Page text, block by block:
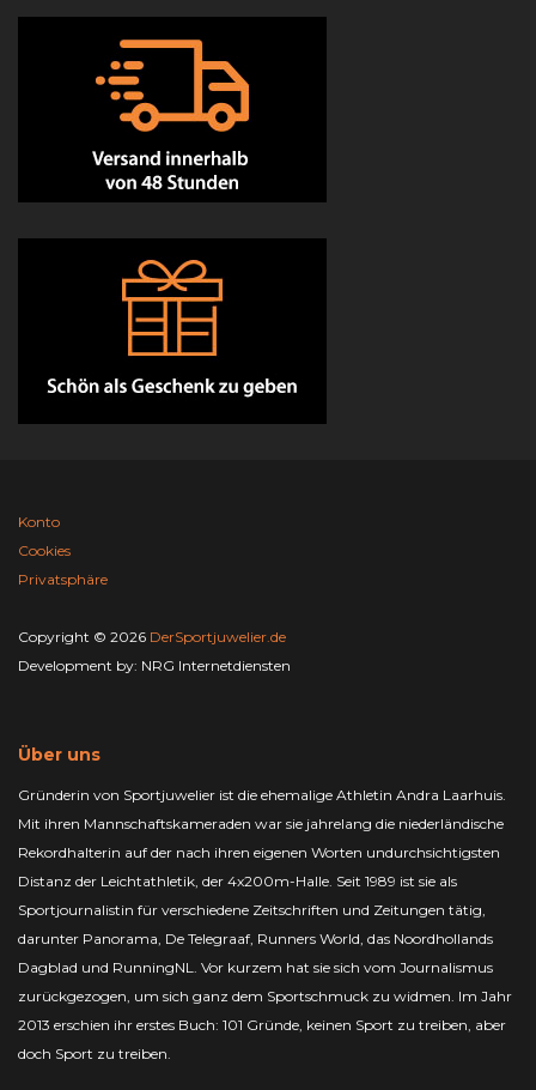
Konto
Cookies
Privatsphäre
Copyright © 2026 DerSportjuwelier.de
Development by: NRG Internetdiensten
Über uns
Gründerin von Sportjuwelier ist die ehemalige Athletin Andra Laarhuis.
Mit ihren Mannschaftskameraden war sie jahrelang die niederländische
Rekordhalterin auf der nach ihren eigenen Worten undurchsichtigsten
Distanz der Leichtathletik, der 4x200m-Halle. Seit 1989 ist sie als
Sportjournalistin für verschiedene Zeitschriften und Zeitungen tätig,
darunter Panorama, De Telegraaf, Runners World, das Noordhollands
Dagblad und RunningNL. Vor kurzem hat sie sich vom Journalismus
zurückgezogen, um sich ganz dem Sportschmuck zu widmen. Im Jahr
2013 erschien ihr erstes Buch: 101 Gründe, keinen Sport zu treiben, aber
doch Sport zu treiben.